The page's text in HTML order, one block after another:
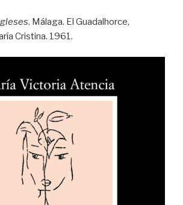
. Málaga. El Guadalhorce,
Cristina. 1961.